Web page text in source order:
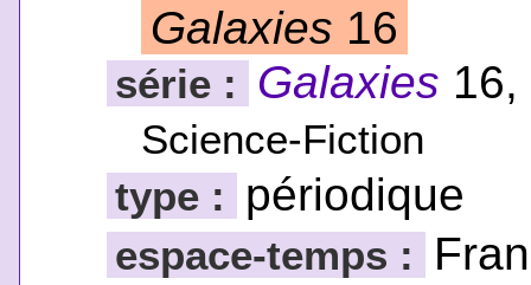
Galaxies 16
série : Galaxies
Science-Fiction
type : périodique
espace-temps :